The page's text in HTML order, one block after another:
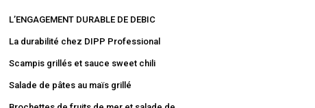
L’ENGAGEMENT DURABLE DE DEBIC
La durabilité chez DIPP Professional
Scampis grillés et sauce sweet chili
Salade de pâtes au maïs grillé